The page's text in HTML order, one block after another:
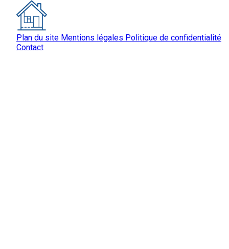
Plan du site Mentions légales Politique de confidentialité
Contact